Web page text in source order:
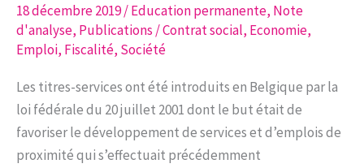
allocations
familiales
en
Région
bruxelloise
18 décembre 2019/Education permanente, Note
d'analyse, Publications /Contrat social, Economie,
Emploi, Fiscalité, Société
Les titres-services ont été introduits en Belgique par la
loi fédérale du 20 juillet 2001 dont le but était de
favoriser le développement de services et d’emplois de
proximité qui s’effectuait précédemment